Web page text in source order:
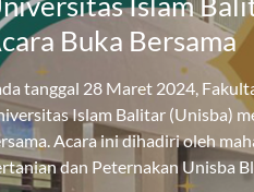
Buka Bersama
tanggal 28 Maret 2024,
Islam Balitar (Unisba)
Acara ini dihadiri oleh
dan Peternakan Unisba